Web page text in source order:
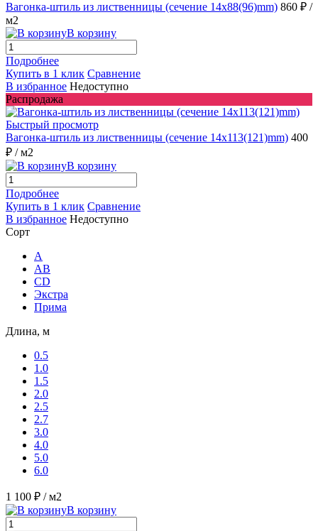
Вагонка-штиль из лиственницы (сечение 14x88(96)mm) 860 ₽ /
м2
В корзину
Подробнее
Купить в 1 клик Сравнение
В избранное Недоступно
Распродажа
Быстрый просмотр
Вагонка-штиль из лиственницы (сечение 14x113(121)mm) 400
₽ / м2
В корзину
Подробнее
Купить в 1 клик Сравнение
В избранное Недоступно
Сорт
A
AB
CD
Экстра
Прима
Длина, м
0.5
1.0
1.5
2.0
2.5
2.7
3.0
4.0
5.0
6.0
1 100 ₽ / м2
В корзину